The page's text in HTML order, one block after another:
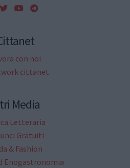
con noi
cittanet
Media
Letteraria
Gratuiti
& Fashion
Enogastronomia